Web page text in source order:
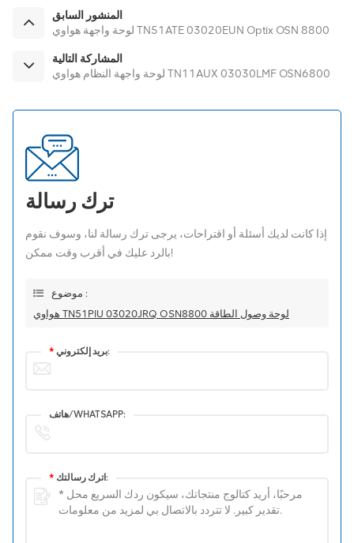
المنشور السابق
لوحة واجهة هواوي TN51ATE 03020EUN Optix OSN 8800
المشاركة التالية
لوحة واجهة النظام هواوي TN11AUX 03030LMF OSN6800
ترك رسالة
إذا كانت لديك أسئلة أو اقتراحات، يرجى ترك رسالة لنا، وسوف نقوم
بالرد عليك في أقرب وقت ممكن!
موضوع :
هواوي TN51PIU 03020JRQ OSN8800 لوحة وصول الطاقة
* بريد إلكتروني:
هاتف/WHATSAPP:
* اترك رسالتك: